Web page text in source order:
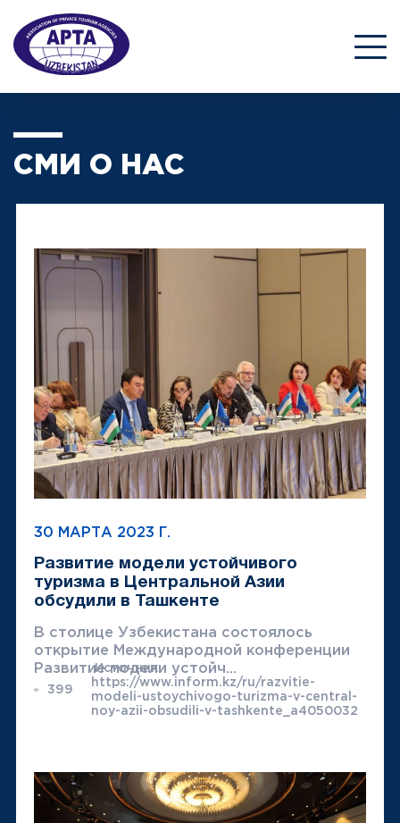
СМИ О НАС
30 МАРТА 2023 Г.
Развитие модели устойчивого
туризма в Центральной Азии
обсудили в Ташкенте
В столице Узбекистана состоялось
открытие Международной конференции
Развитие модели устойч...
399
Источник:
https://www.inform.kz/ru/razvitie-
modeli-ustoychivogo-turizma-v-central-
noy-azii-obsudili-v-tashkente_a4050032